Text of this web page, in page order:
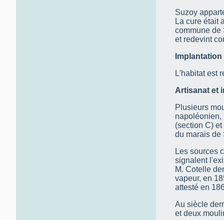
Suzoy
La cure était
commune de
et redevint
L'habitat est
Artisanat et
Plusieurs
napoléonien,
(section C)
du marais de
Les sources
signalent
M. Cotelle
vapeur, en
attesté en
Au siècle
et deux